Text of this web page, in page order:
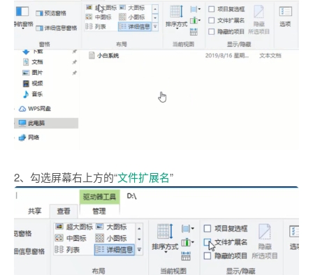
2、勾选屏幕右上方的“文件扩展名”